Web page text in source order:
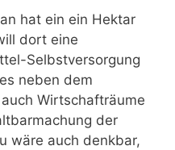
hat ein ein Hektar
dort eine
Selbstversorgung
neben dem
Wirtschafträume
der
wäre auch denkbar,